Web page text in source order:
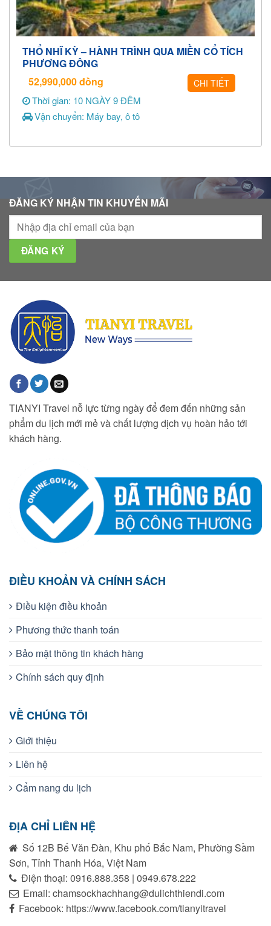
THỔ NHĨ KỲ – HÀNH TRÌNH QUA MIỀN CỔ TÍCH
PHƯƠNG ĐÔNG
52,990,000đồng CHI TIẾT
Thời gian: 10 NGÀY 9 ĐÊM
Vận chuyển: Máy bay, ô tô
ĐĂNG KÝ NHẬN TIN KHUYẾN MÃI
TIANYI Travel nỗ lực từng ngày để đem đến những sản
phẩm du lịch mới mẻ và chất lượng dịch vụ hoàn hảo tới
khách hàng.
ĐIỀU KHOẢN VÀ CHÍNH SÁCH
Điều kiện điều khoản
Phương thức thanh toán
Bảo mật thông tin khách hàng
Chính sách quy định
VỀ CHÚNG TÔI
Giới thiệu
Liên hệ
Cẩm nang du lịch
ĐỊA CHỈ LIÊN HỆ
Số 12B Bế Văn Đàn, Khu phố Bắc Nam, Phường Sầm
Sơn, Tỉnh Thanh Hóa, Việt Nam
Điện thoại: 0916.888.358 | 0949.678.222
Email: chamsockhachhang@dulichthiendi.com
Facebook: https://www.facebook.com/tianyitravel